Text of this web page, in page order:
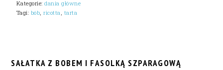
Kategorie:dania główne
Tagi: bób,ricotta, tarta
SAŁATKA Z BOBEM I FASOLKĄ SZPARAGOWĄ